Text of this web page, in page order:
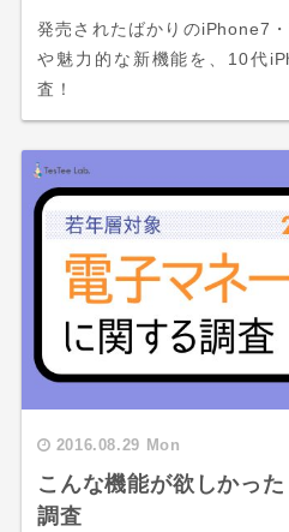
発売されたばかりのiPhone7
や魅力的な新機能を、10代
査！
2016.08.29 Mon
こんな機能が欲しかっ
調査